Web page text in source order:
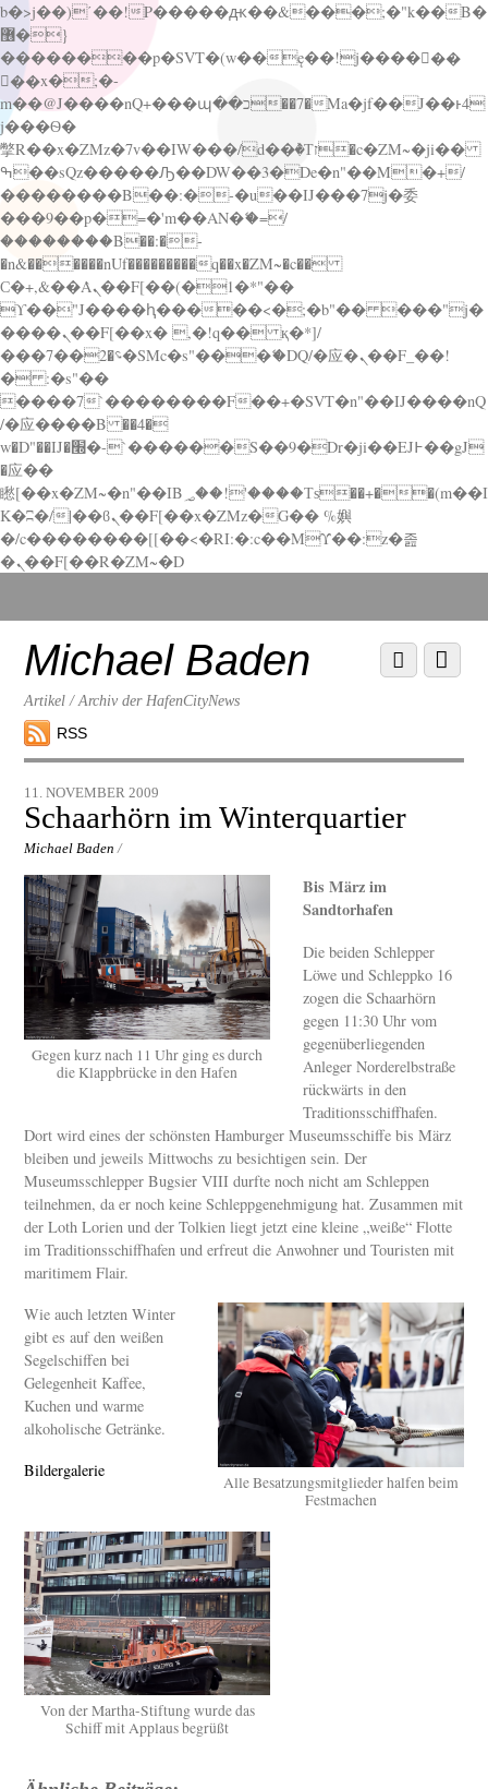
b�>j��)΄��!P�����ԫ��&���;�"k��B�
޶�}
��������p�SVT�(w��ę��!j������
��x�;�-
m��@J����nQ+���պ��כ��7�Ma�jf��J��ͱ4
j���Ѳ�
撆R��x�ZMz�7v��IW���/d��ٞ�Тז�c�ZM~�ji��
ߒ��sQz�����Ԡ��DW��3�De�n"��M�+/
��������B��:�-�u��IJ���7j�委
���9��p�=�'m��AN�ޭ�=/
��������B��:�-
�n&������nUf���������q��x�ZM~�c��
Ϲ�+,&��Ὰܢ��F[��(�1�*"��
ϒ��"J����ԧ�����<�;�b"�� ���"j�
����ܢ��F[��x� ,�!q�� қ�*]/
���؝�2��7�SMc�s"���ޭ�DQ/�应�ܢ��F_��!
� :�s"��
����7`��������F��+�SVT�n"��IJ����nQ
/�应����B ��4�
w�D"��IJ�׭�-`������S��9�Dr�ji��EJ߅��gJ
�应��
矁[��x�ZM~�n"��IB؃��!'����Тѕ��+��(m��I
K�ʭ�/|��ϐܢ��F[��x�ZMz�G�� %嬩
�/c��������[[��<�RI:�:c��MΎ��:z�졾
�ܢ��F[��R�ZM~�D
down
contentMichael Baden
Artikel / Archiv der HafenCityNews
RSS
Menu
Scroll
down
11. NOVEMBER 2009
Schaarhörn im Winterquartier
Michael Baden /
Gegen kurz nach 11 Uhr ging es durch
die Klappbrücke in den Hafen
Bis März im
Sandtorhafen
Die beiden Schlepper
Löwe und Schleppko 16
zogen die Schaarhörn
gegen 11:30 Uhr vom
gegenüberliegenden
Anleger Norderelbstraße
rückwärts in den
Traditionsschiffhafen.
Dort wird eines der schönsten Hamburger Museumsschiffe bis März
bleiben und jeweils Mittwochs zu besichtigen sein. Der
Museumsschlepper Bugsier VIII durfte noch nicht am Schleppen
teilnehmen, da er noch keine Schleppgenehmigung hat. Zusammen mit
der Loth Lorien und der Tolkien liegt jetzt eine kleine „weiße“ Flotte
im Traditionsschiffhafen und erfreut die Anwohner und Touristen mit
maritimem Flair.
Alle Besatzungsmitglieder halfen beim
Festmachen
Von der Martha-Stiftung wurde das
Schiff mit Applaus begrüßt
Wie auch letzten Winter
gibt es auf den weißen
Segelschiffen bei
Gelegenheit Kaffee,
Kuchen und warme
alkoholische Getränke.
Bildergalerie